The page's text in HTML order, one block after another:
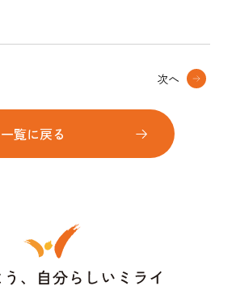
一覧に戻る
次へ